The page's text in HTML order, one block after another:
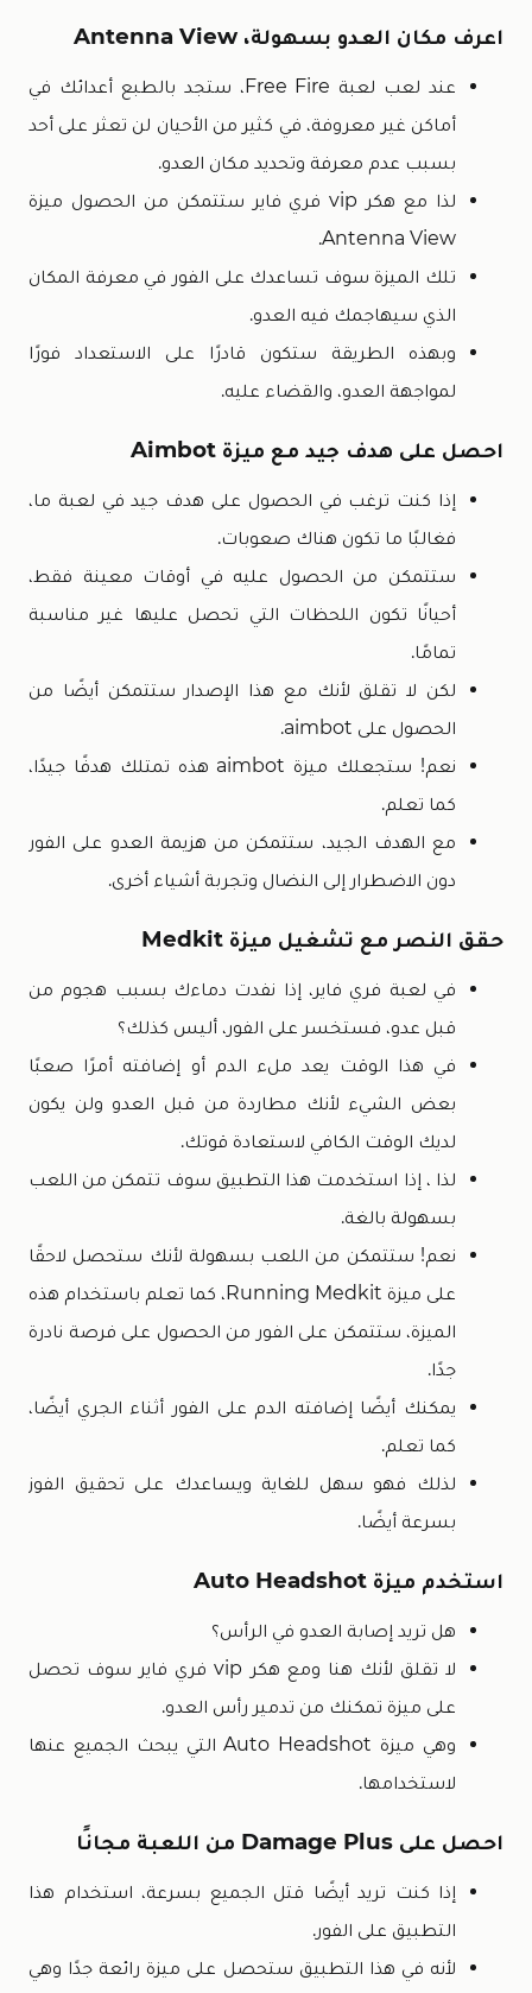
اعرف مكان العدو بسهولة، Antenna View
عند لعب لعبة Free Fire، ستجد بالطبع أعدائك في
أماكن غير معروفة، في كثير من الأحيان لن تعثر على أحد
بسبب عدم معرفة وتحديد مكان العدو.
لذا مع هكر vip فري فاير ستتمكن من الحصول ميزة
Antenna View.
تلك الميزة سوف تساعدك على الفور في معرفة المكان
الذي سيهاجمك فيه العدو.
وبهذه الطريقة ستكون قادرًا على الاستعداد فورًا
لمواجهة العدو، والقضاء عليه.
احصل على هدف جيد مع ميزة Aimbot
إذا كنت ترغب في الحصول على هدف جيد في لعبة ما،
فغالبًا ما تكون هناك صعوبات.
ستتمكن من الحصول عليه في أوقات معينة فقط،
أحيانًا تكون اللحظات التي تحصل عليها غير مناسبة
تمامًا.
لكن لا تقلق لأنك مع هذا الإصدار ستتمكن أيضًا من
الحصول على aimbot.
نعم! ستجعلك ميزة aimbot هذه تمتلك هدفًا جيدًا،
كما تعلم.
مع الهدف الجيد، ستتمكن من هزيمة العدو على الفور
دون الاضطرار إلى النضال وتجربة أشياء أخرى.
حقق النصر مع تشغيل ميزة Medkit
في لعبة فري فاير، إذا نفدت دماءك بسبب هجوم من
قبل عدو، فستخسر على الفور، أليس كذلك؟
في هذا الوقت يعد ملء الدم أو إضافته أمرًا صعبًا
بعض الشيء لأنك مطاردة من قبل العدو ولن يكون
لديك الوقت الكافي لاستعادة قوتك.
لذا ، إذا استخدمت هذا التطبيق سوف تتمكن من اللعب
بسهولة بالغة.
نعم! ستتمكن من اللعب بسهولة لأنك ستحصل لاحقًا
على ميزة Running Medkit، كما تعلم باستخدام هذه
الميزة، ستتمكن على الفور من الحصول على فرصة نادرة
جدًا.
يمكنك أيضًا إضافته الدم على الفور أثناء الجري أيضًا،
كما تعلم.
لذلك فهو سهل للغاية ويساعدك على تحقيق الفوز
بسرعة أيضًا.
استخدم ميزة Auto Headshot
هل تريد إصابة العدو في الرأس؟
لا تقلق لأنك هنا ومع هكر vip فري فاير سوف تحصل
على ميزة تمكنك من تدمير رأس العدو.
وهي ميزة Auto Headshot التي يبحث الجميع عنها
لاستخدامها.
احصل على Damage Plus من اللعبة مجانًا
إذا كنت تريد أيضًا قتل الجميع بسرعة، استخدام هذا
التطبيق على الفور.
لأنه في هذا التطبيق ستحصل على ميزة رائعة جدًا وهي